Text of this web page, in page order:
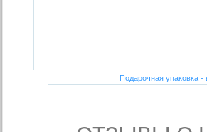
Подарочная упаковка